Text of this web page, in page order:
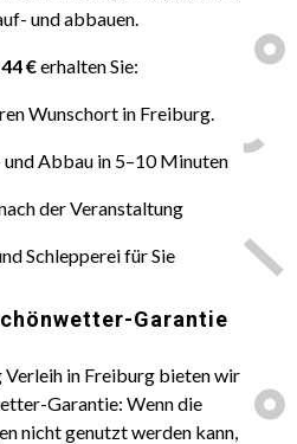
und abbauen.
44 €erhalten Sie:
Wunschort in Freiburg.
Abbau in 5–10 Minuten
der Veranstaltung
Schlepperei für Sie
Garantie
in Freiburg bieten wir
Garantie: Wenn die
nicht genutzt werden kann,